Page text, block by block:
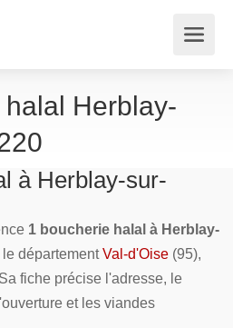
Herblay-
à Herblay-sur-
1 boucherie halal à Herblay-
départementVal-d'Oise (95),
fiche précise l'adresse, le
et les viandes